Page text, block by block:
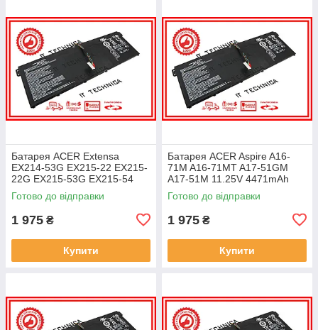
Батарея ACER Extensa
EX214-53G EX215-22 EX215-
22G EX215-53G EX215-54
EX215-54G 11.25V 4471mAh
ОРИГІНАЛ
Готово до відправки
1 975 ₴
Купити
Батарея ACER Aspire A16-
71M A16-71MT A17-51GM
A17-51M 11.25V 4471mAh
ОРИГІНАЛ
Готово до відправки
1 975 ₴
Купити